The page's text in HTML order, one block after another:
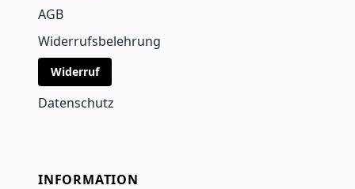
AGB
Widerrufsbelehrung
Widerruf
Datenschutz
INFORMATION